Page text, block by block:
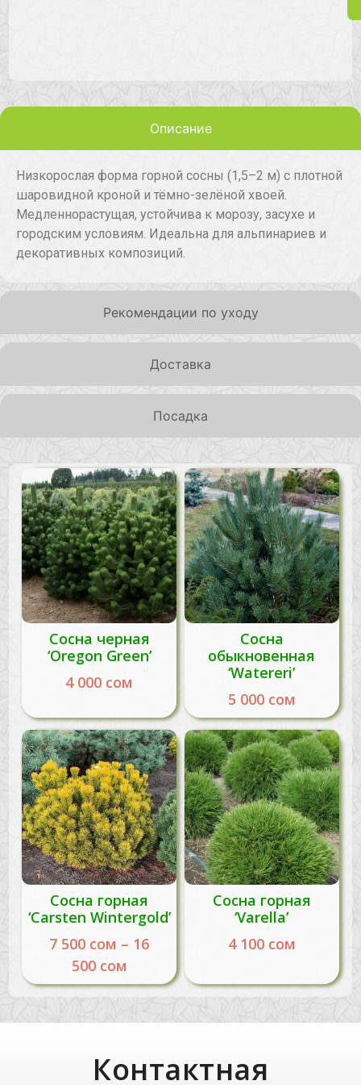
Описание
Рекомендации по уходу
Доставка
Посадка
Низкорослая форма горной сосны (1,5–2 м) с плотной
шаровидной кроной и тёмно-зелёной хвоей.
Медленнорастущая, устойчива к морозу, засухе и
городским условиям. Идеальна для альпинариев и
декоративных композиций.
Сосна черная
‘Oregon Green’
4 000 сом
Сосна
обыкновенная
‘Watereri’
5 000 сом
Сосна горная
‘Carsten Wintergold’
7 500 сом – 16
500 сом
Сосна горная
‘Varella’
4 100 сом
Контактная